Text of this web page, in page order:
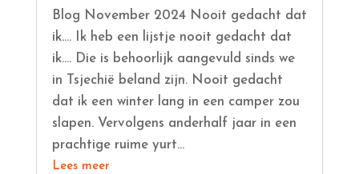
Blog November 2024 Nooit gedacht dat
ik.... Ik heb een lijstje nooit gedacht dat
ik.... Die is behoorlijk aangevuld sinds we
in Tsjechië beland zijn. Nooit gedacht
dat ik een winter lang in een camper zou
slapen. Vervolgens anderhalf jaar in een
prachtige ruime yurt...
Lees meer